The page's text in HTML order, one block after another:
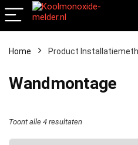
Home Product
‎Wandmontage
Toont alle 4 resultaten